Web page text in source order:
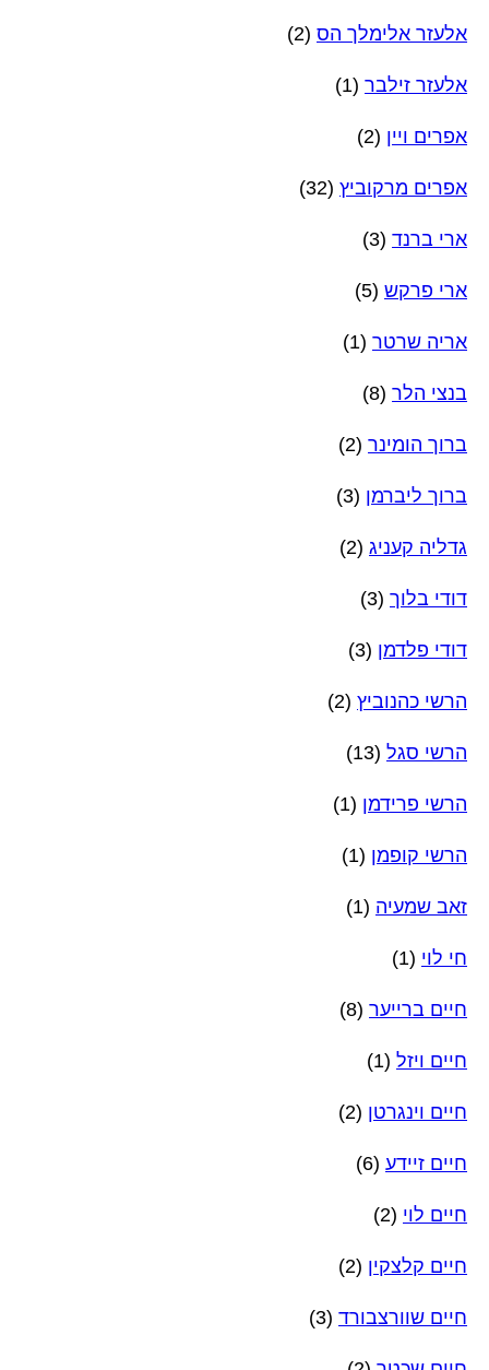
אלעזר אלימלך הס (2)
אלעזר זילבר (1)
אפרים ויין (2)
אפרים מרקוביץ (32)
ארי ברנד (3)
ארי פרקש (5)
אריה שרטר (1)
בנצי הלר (8)
ברוך הומינר (2)
ברוך ליברמן (3)
גדליה קעניג (2)
דודי בלוך (3)
דודי פלדמן (3)
הרשי כהנוביץ (2)
הרשי סגל (13)
הרשי פרידמן (1)
הרשי קופמן (1)
זאב שמעיה (1)
חי לוי (1)
חיים ברייער (8)
חיים ויזל (1)
חיים וינגרטן (2)
חיים זיידע (6)
חיים לוי (2)
חיים קלצקין (2)
חיים שוורצבורד (3)